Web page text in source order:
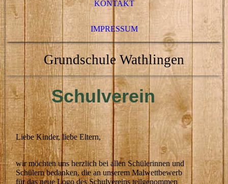
KONTAKT
IMPRESSUM
Grundschule Wathlingen
Schulverein
Liebe Kinder, liebe Eltern,
wir möchten uns herzlich bei allen Schülerinnen und
Schülern bedanken, die an unserem Malwettbewerb
für das neue Logo des Schulvereins teilgenommen